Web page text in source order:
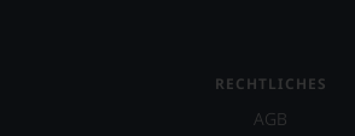
RECHTLICHES
AGB